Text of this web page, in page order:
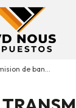
ford mustang